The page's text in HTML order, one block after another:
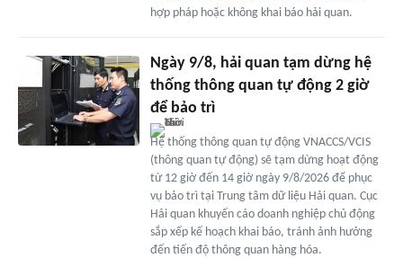
hợp pháp hoặc không khai báo hải quan.
Ngày 9/8, hải quan tạm dừng hệ
thống thông quan tự động 2 giờ
để bảo trì
Hệ thống thông quan tự động VNACCS/VCIS
(thông quan tự động) sẽ tạm dừng hoạt động
từ 12 giờ đến 14 giờ ngày 9/8/2026 để phục
vụ bảo trì tại Trung tâm dữ liệu Hải quan. Cục
Hải quan khuyến cáo doanh nghiệp chủ động
sắp xếp kế hoạch khai báo, tránh ảnh hưởng
đến tiến độ thông quan hàng hóa.